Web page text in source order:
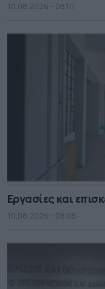
10.08.2026 - 08.10
Εργασίες και
10.08.2026 - 08.05